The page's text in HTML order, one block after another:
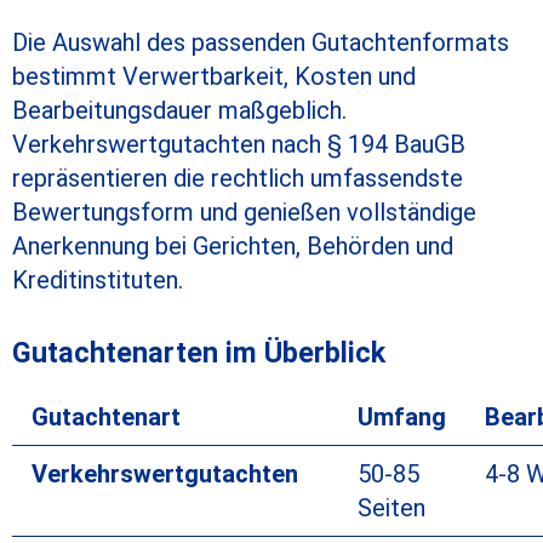
Die Auswahl des passenden Gutachtenformats
bestimmt Verwertbarkeit, Kosten und
Bearbeitungsdauer maßgeblich.
Verkehrswertgutachten nach § 194 BauGB
repräsentieren die rechtlich umfassendste
Bewertungsform und genießen vollständige
Anerkennung bei Gerichten, Behörden und
Kreditinstituten.
Gutachtenarten im Überblick
Gutachtenart Umfang
Verkehrswertgutachten
50-85
Seiten
4-8